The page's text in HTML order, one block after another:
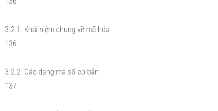
3.2.1. Khái niệm chung về mã hóa
136
3.2.2. Các dạng mã số cơ bản
137